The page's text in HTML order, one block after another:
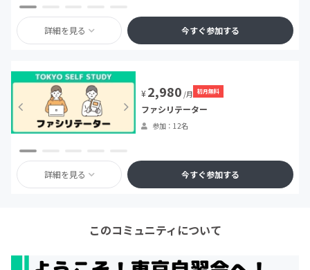
詳細を見る 今すぐ参加する
¥2,980 /月 初月無料
ファシリテーター
参加：12名
詳細を見る 今すぐ参加する
このコミュニティについて